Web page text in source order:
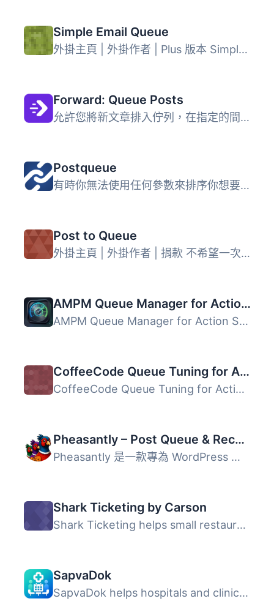
Simple Email Queue
外掛主頁 | 外掛作者 | Plus 版本 Simple Email Queue 是一個...
Forward: Queue Posts
允許您將新文章排入佇列，在指定的間隔時間後進行發佈。
Postqueue
有時你無法使用任何參數來排序你想要的文章順序，只能手動排...
Post to Queue
外掛主頁 | 外掛作者 | 捐款 不希望一次發佈所有文章，但又討...
AMPM Queue Manager for Action Scheduler
AMPM Queue Manager for Action Scheduler 讓網站管理員能夠...
CoffeeCode Queue Tuning for Action Scheduler
CoffeeCode Queue Tuning for Action Scheduler 外掛旨在優化...
Pheasantly – Post Queue & Recurring Publishing Schedule
Pheasantly 是一款專為 WordPress 設計的外掛，能將發佈排程...
Shark Ticketing by Carson
Shark Ticketing helps small restaurants and service teams...
SapvaDok
SapvaDok helps hospitals and clinics manage doctors, prac...